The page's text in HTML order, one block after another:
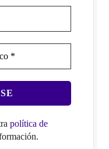
política de